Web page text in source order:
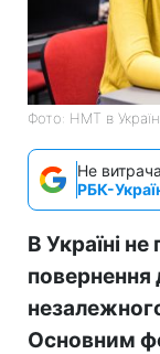
Фото: НМТ в
Не
РБК-
В Україні
повернення
Основним